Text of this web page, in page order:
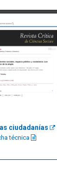
ciudadanías
técnica